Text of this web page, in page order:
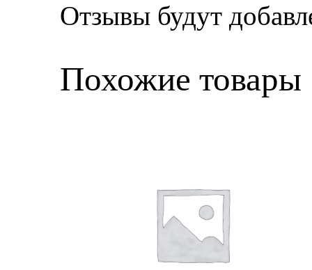
Отзывы будут
Похожие товары